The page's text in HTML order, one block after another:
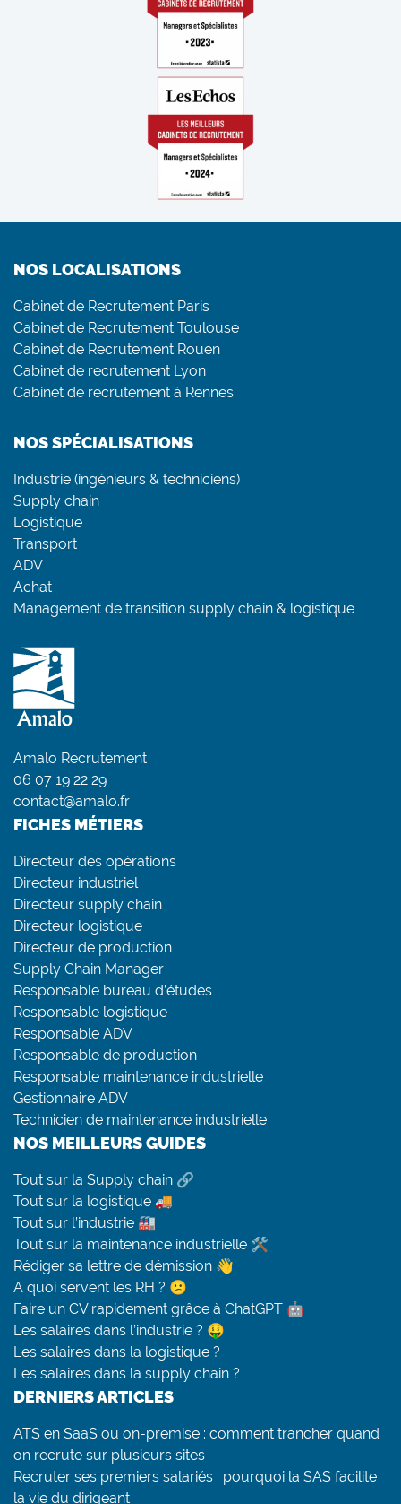
NOS LOCALISATIONS
Cabinet de Recrutement Paris
Cabinet de Recrutement Toulouse
Cabinet de Recrutement Rouen
Cabinet de recrutement Lyon
Cabinet de recrutement à Rennes
NOS SPÉCIALISATIONS
Industrie (ingénieurs & techniciens)
Supply chain
Logistique
Transport
ADV
Achat
Management de transition supply chain & logistique
Amalo Recrutement
06 07 19 22 29
contact@amalo.fr
FICHES MÉTIERS
Directeur des opérations
Directeur industriel
Directeur supply chain
Directeur logistique
Directeur de production
Supply Chain Manager
Responsable bureau d’études
Responsable logistique
Responsable ADV
Responsable de production
Responsable maintenance industrielle
Gestionnaire ADV
Technicien de maintenance industrielle
NOS MEILLEURS GUIDES
Tout sur la Supply chain 🔗
Tout sur la logistique 🚚
Tout sur l’industrie 🏭
Tout sur la maintenance industrielle 🛠
Rédiger sa lettre de démission 👋
A quoi servent les RH ? 😕
Faire un CV rapidement grâce à ChatGPT 🤖
Les salaires dans l’industrie ? 🤑
Les salaires dans la logistique ?
Les salaires dans la supply chain ?
DERNIERS ARTICLES
ATS en SaaS ou on-premise : comment trancher quand
on recrute sur plusieurs sites
Recruter ses premiers salariés : pourquoi la SAS facilite
la vie du dirigeant